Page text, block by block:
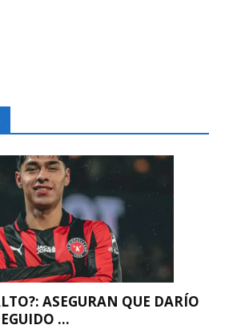
ASEGURAN QUE DARÍO
...